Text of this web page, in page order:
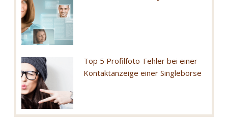
Top 5 Profilfoto-Fehler bei einer
Kontaktanzeige einer Singlebörse